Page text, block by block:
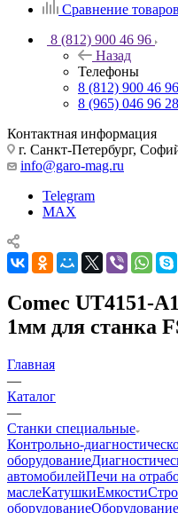
Сравнение товаров
8 (812) 900 46 96
Назад
Телефоны
8 (812) 900 46 96
8 (965) 046 96 28
Контактная информация
г. Санкт-Петербург,
info@garo-mag.ru
Telegram
MAX
Comec UT4151-
1мм для станка
Главная
—
Каталог
—
Станки специальные
Контрольно-
оборудование
автомобилейПечи на
маслеКатушкиЕмкости
оборудование